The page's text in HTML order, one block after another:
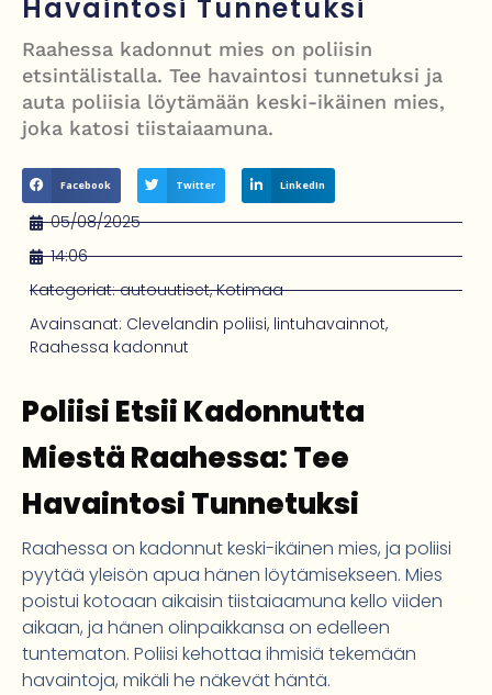
Mies syytteessä, kun auto rysäytti läpi keilahallin seinän Derbyshiressä
New Yorkin NBA-mestaruusjuhlat riistäytyivät käsistä – teini ammuttiin
ja busseja sytytettiin tuleen Manhattanilla
Havaintosi Tunnetuksi
Raahessa kadonnut mies on poliisin
etsintälistalla. Tee havaintosi tunnetuksi ja
auta poliisia löytämään keski-ikäinen mies,
joka katosi tiistaiaamuna.
Facebook Twitter LinkedIn
05/08/2025
14:06
Kategoriat: autouutiset,Kotimaa
Avainsanat: Clevelandin poliisi, lintuhavainnot,
Raahessa kadonnut
Poliisi Etsii Kadonnutta
Miestä Raahessa: Tee
Havaintosi Tunnetuksi
Raahessa on kadonnut keski-ikäinen mies, ja poliisi
pyytää yleisön apua hänen löytämisekseen. Mies
poistui kotoaan aikaisin tiistaiaamuna kello viiden
aikaan, ja hänen olinpaikkansa on edelleen
tuntematon. Poliisi kehottaa ihmisiä tekemään
havaintoja, mikäli he näkevät häntä.